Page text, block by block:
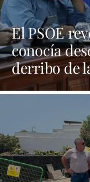
El PSOE
conocía
derribo de